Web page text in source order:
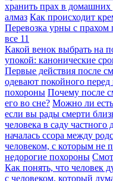
хранить прах в домашних
алмаз Как происходит
Перевозка урны с прахом
все 11
Какой венок выбрать на
упокой: канонические
Первые действия после
одевают покойного
похороны Почему после
его во сне? Можно ли
если вы рады смерти
человека в саду частного
началась ссора между
человеком, с которым не
недорогие похороны
Как понять, что человек
с человеком, который